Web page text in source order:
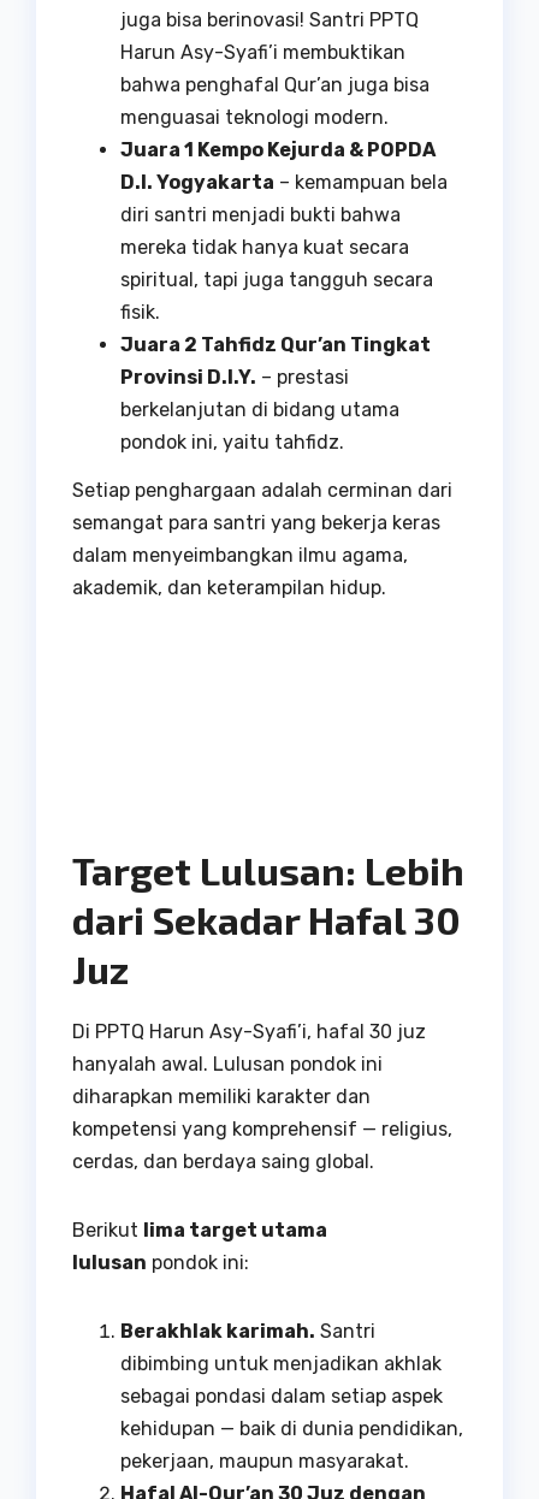
juga bisa berinovasi! Santri PPTQ
Harun Asy-Syafi’i membuktikan
bahwa penghafal Qur’an juga bisa
menguasai teknologi modern.
Juara 1 Kempo Kejurda & POPDA
D.I. Yogyakarta – kemampuan bela
diri santri menjadi bukti bahwa
mereka tidak hanya kuat secara
spiritual, tapi juga tangguh secara
fisik.
Juara 2 Tahfidz Qur’an Tingkat
Provinsi D.I.Y. – prestasi
berkelanjutan di bidang utama
pondok ini, yaitu tahfidz.
Setiap penghargaan adalah cerminan dari
semangat para santri yang bekerja keras
dalam menyeimbangkan ilmu agama,
akademik, dan keterampilan hidup.
Target Lulusan: Lebih
dari Sekadar Hafal 30
Juz
Di PPTQ Harun Asy-Syafi’i, hafal 30 juz
hanyalah awal. Lulusan pondok ini
diharapkan memiliki karakter dan
kompetensi yang komprehensif — religius,
cerdas, dan berdaya saing global.
Berikut lima target utama
lulusan pondok ini:
Berakhlak karimah. Santri
dibimbing untuk menjadikan akhlak
sebagai pondasi dalam setiap aspek
kehidupan — baik di dunia pendidikan,
pekerjaan, maupun masyarakat.
Hafal Al-Qur’an 30 Juz dengan